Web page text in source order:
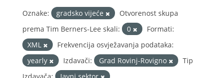
Oznake: gradsko vijeće
Otvorenost skupa
prema Tim Berners-Lee skali:
0
Formati:
XML
Frekvencija osvježavanja podataka:
yearly
Izdavači: Grad Rovinj-Rovigno
Tip